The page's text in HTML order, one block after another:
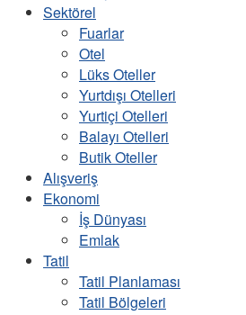
Sektörel
Fuarlar
Otel
Lüks Oteller
Yurtdışı Otelleri
Yurtiçi Otelleri
Balayı Otelleri
Butik Oteller
Alışveriş
Ekonomi
İş Dünyası
Emlak
Tatil
Tatil Planlaması
Tatil Bölgeleri